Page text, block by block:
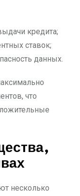
кредита;
ставок;
данных.
что
несколько